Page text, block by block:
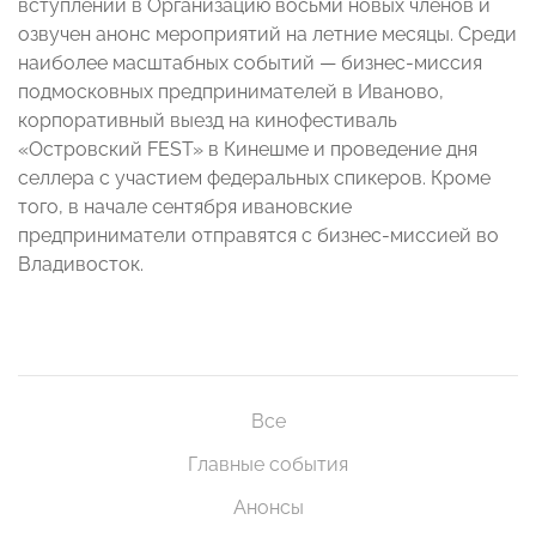
вступлении в Организацию восьми новых членов и
озвучен анонс мероприятий на летние месяцы. Среди
наиболее масштабных событий — бизнес-миссия
подмосковных предпринимателей в Иваново,
корпоративный выезд на кинофестиваль
«Островский FEST» в Кинешме и проведение дня
селлера с участием федеральных спикеров. Кроме
того, в начале сентября ивановские
предприниматели отправятся с бизнес-миссией во
Владивосток.
Все
Главные события
Анонсы